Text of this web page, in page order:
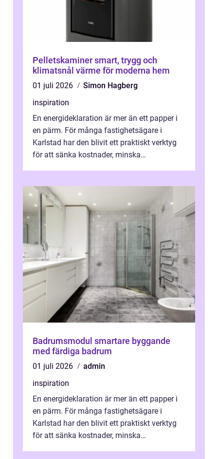
Pelletskaminer smart, trygg och
klimatsnål värme för moderna hem
01 juli 2026
Simon Hagberg
inspiration
En energideklaration är mer än ett papper i
en pärm. För många fastighetsägare i
Karlstad har den blivit ett praktiskt verktyg
för att sänka kostnader, minska
Badrumsmodul smartare byggande
med färdiga badrum
01 juli 2026
admin
inspiration
En energideklaration är mer än ett papper i
en pärm. För många fastighetsägare i
Karlstad har den blivit ett praktiskt verktyg
för att sänka kostnader, minska